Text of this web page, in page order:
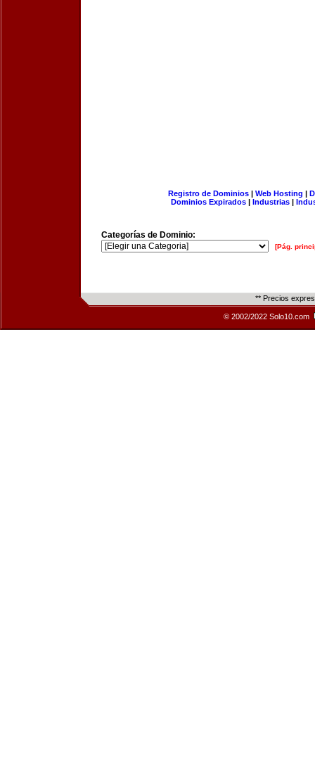
Registro de Dominios| Web Hosting |
Dominios Expirados | Industrias |
Categorías de Dominio:
[Pág.
** Precios
© 2002/2022 Solo10.com